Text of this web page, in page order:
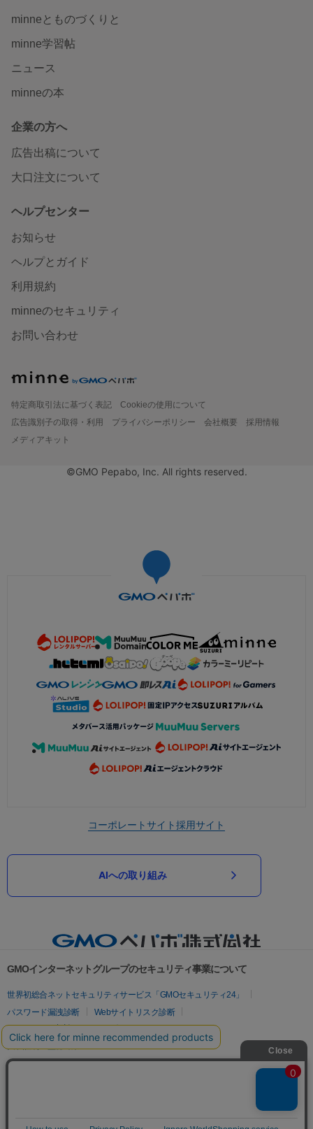
minneとものづくりと
minne学習帖
ニュース
minneの本
企業の方へ
広告出稿について
大口注文について
ヘルプセンター
お知らせ
ヘルプとガイド
利用規約
minneのセキュリティ
お問い合わせ
特定商取引法に基づく表記
Cookieの使用について
広告識別子の取得・利用
プライバシーポリシー 会社概要
採用情報
メディアキット
©GMO Pepabo, Inc. All rights reserved.
コーポレートサイト採用サイト
AIへの取り組み
GMOインターネットグループのセキュリティ事業について
世界初総合ネットセキュリティサービス「GMOセキュリティ24」
パスワード漏洩診断
Webサイトリスク診断
セキュリティ相談AIチャットボット
実在証明・盗聴対策
サイバー攻撃対策（GMOサイバーセキュリティ byイエラエ）